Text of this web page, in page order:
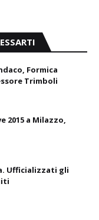
Formica
Trimboli
a Milazzo,
Ufficializzati gli